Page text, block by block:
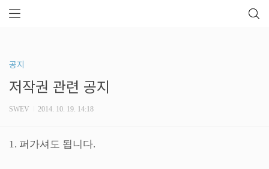
공지
저작권 관련 공지
SWEV 2014. 10. 19. 14:18
1. 퍼가셔도 됩니다.